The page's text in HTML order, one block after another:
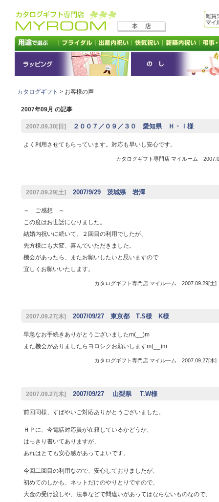
カタログギフト > お客様の声
2007年09月 の記事
2007.09.30[日] ２００７／０９／３０ 愛知県 Ｈ・Ｉ様
よく利用させてもらっています。対応も早いし安心です。
カタログギフト専門店 マイルーム
2007.09.29[土] 2007/9/29 茨城県 岩澤
～ ご感想 ～
この度はお世話になりました。
結婚内祝いに続いて、２回目の利用でしたが、
先方様にも大変、喜んでいただきました。
機会があったら、またお願いしたいと思いますので
宜しくお願いいたします。
カタログギフト専門店 マイルーム 2007.09.29[
2007.09.27[木] 2007/09/27 東京都 T.S様 K様
早急なお手続きありがとうございましたm(__)m
また機会がありましたらヨロシクお願いしますm(__)m
カタログギフト専門店 マイルーム 2007.09.27[
2007.09.27[木] 2007/09/27 山梨県 T.W様
前回同様、すばやいご対応ありがとうございました。
ＨＰに、今電話対応員が在籍しているかどうか、
はっきり書いてありますが、
あれはとても安心感があってよいです。
今回二回目の利用なので、安心しておりましたが、
初めてのしかも、ネットだけのやりとりですので、
大金の受け渡しや、法事などで間違いがあってはならないものなので、